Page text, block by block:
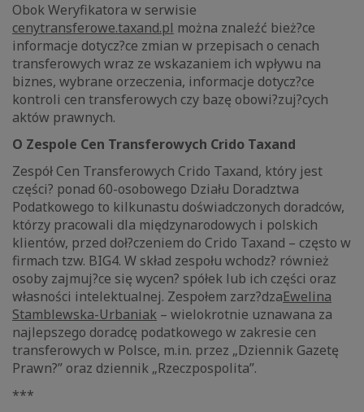
Obok Weryfikatora w serwisie
cenytransferowe.taxand.pl można znaleźć bież?ce
informacje dotycz?ce zmian w przepisach o cenach
transferowych wraz ze wskazaniem ich wpływu na
biznes, wybrane orzeczenia, informacje dotycz?ce
kontroli cen transferowych czy bazę obowi?zuj?cych
aktów prawnych.
O Zespole Cen Transferowych Crido Taxand
Zespół Cen Transferowych Crido Taxand, który jest
części? ponad 60-osobowego Działu Doradztwa
Podatkowego to kilkunastu doświadczonych doradców,
którzy pracowali dla międzynarodowych i polskich
klientów, przed doł?czeniem do Crido Taxand – często w
firmach tzw. BIG4. W skład zespołu wchodz? również
osoby zajmuj?ce się wycen? spółek lub ich części oraz
własności intelektualnej. Zespołem zarz?dzaEwelina
Stamblewska-Urbaniak – wielokrotnie uznawana za
najlepszego doradcę podatkowego w zakresie cen
transferowych w Polsce, m.in. przez „Dziennik Gazetę
Prawn?” oraz dziennik „Rzeczpospolita”.
***